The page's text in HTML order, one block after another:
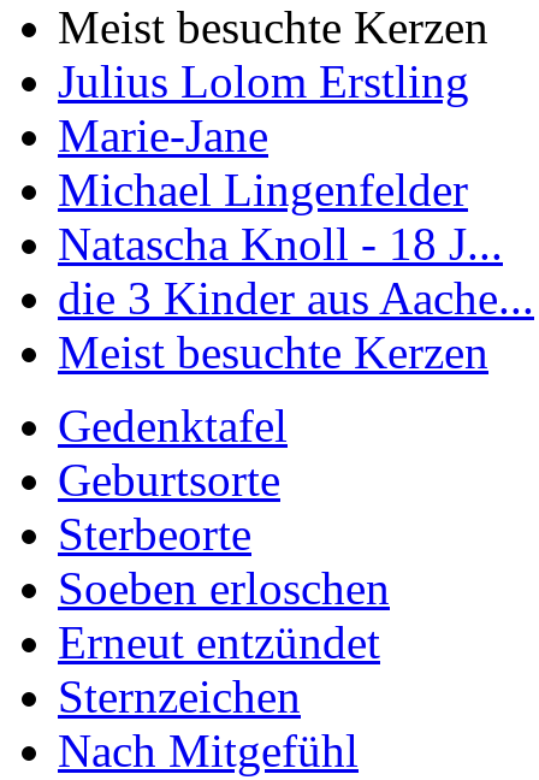
Meist besuchte Kerzen
Julius Lolom Erstling
Marie-Jane
Michael Lingenfelder
Natascha Knoll - 18 J...
die 3 Kinder aus Aache...
Meist besuchte Kerzen
Gedenktafel
Geburtsorte
Sterbeorte
Soeben erloschen
Erneut entzündet
Sternzeichen
Nach Mitgefühl